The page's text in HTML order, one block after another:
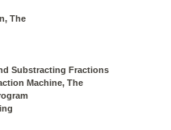
The
Substracting Fractions
Machine, The